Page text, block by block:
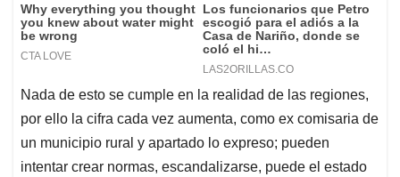
Nada de esto se cumple en la realidad de las regiones,
por ello la cifra cada vez aumenta, como ex comisaria de
un municipio rural y apartado lo expreso; pueden
intentar crear normas, escandalizarse, puede el estado